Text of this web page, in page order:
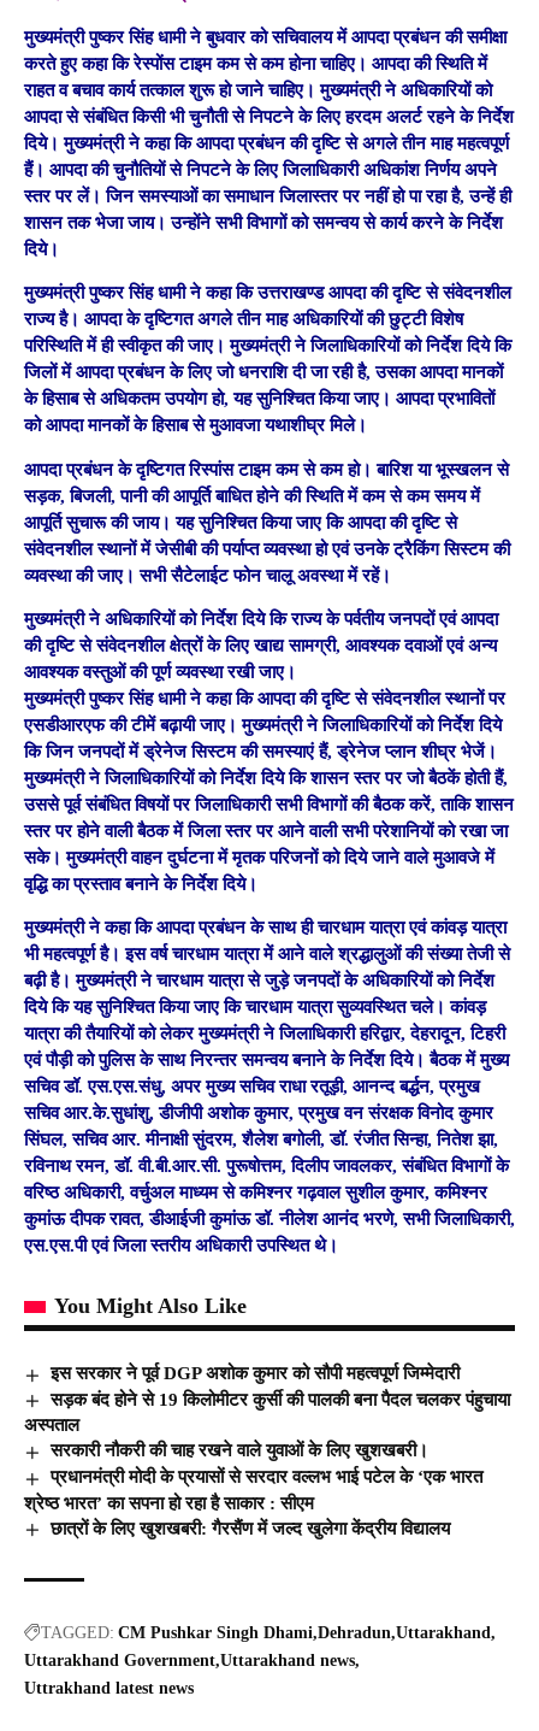
मुख्यमंत्री पुष्कर सिंह धामी ने बुधवार को सचिवालय में आपदा प्रबंधन की समीक्षा
करते हुए कहा कि रेस्पोंस टाइम कम से कम होना चाहिए। आपदा की स्थिति में
राहत व बचाव कार्य तत्काल शुरू हो जाने चाहिए। मुख्यमंत्री ने अधिकारियों को
आपदा से संबंधित किसी भी चुनौती से निपटने के लिए हरदम अलर्ट रहने के निर्देश
दिये। मुख्यमंत्री ने कहा कि आपदा प्रबंधन की दृष्टि से अगले तीन माह महत्वपूर्ण
हैं। आपदा की चुनौतियों से निपटने के लिए जिलाधिकारी अधिकांश निर्णय अपने
स्तर पर लें। जिन समस्याओं का समाधान जिलास्तर पर नहीं हो पा रहा है, उन्हें ही
शासन तक भेजा जाय। उन्होंने सभी विभागों को समन्वय से कार्य करने के निर्देश
दिये।
मुख्यमंत्री पुष्कर सिंह धामी ने कहा कि उत्तराखण्ड आपदा की दृष्टि से संवेदनशील
राज्य है। आपदा के दृष्टिगत अगले तीन माह अधिकारियों की छुट्टी विशेष
परिस्थिति में ही स्वीकृत की जाए। मुख्यमंत्री ने जिलाधिकारियों को निर्देश दिये कि
जिलों में आपदा प्रबंधन के लिए जो धनराशि दी जा रही है, उसका आपदा मानकों
के हिसाब से अधिकतम उपयोग हो, यह सुनिश्चित किया जाए। आपदा प्रभावितों
को आपदा मानकों के हिसाब से मुआवजा यथाशीघ्र मिले।
आपदा प्रबंधन के दृष्टिगत रिस्पांस टाइम कम से कम हो। बारिश या भूस्खलन से
सड़क, बिजली, पानी की आपूर्ति बाधित होने की स्थिति में कम से कम समय में
आपूर्ति सुचारू की जाय। यह सुनिश्चित किया जाए कि आपदा की दृष्टि से
संवेदनशील स्थानों में जेसीबी की पर्याप्त व्यवस्था हो एवं उनके ट्रैकिंग सिस्टम की
व्यवस्था की जाए। सभी सैटेलाईट फोन चालू अवस्था में रहें।
मुख्यमंत्री ने अधिकारियों को निर्देश दिये कि राज्य के पर्वतीय जनपदों एवं आपदा
की दृष्टि से संवेदनशील क्षेत्रों के लिए खाद्य सामग्री, आवश्यक दवाओं एवं अन्य
आवश्यक वस्तुओं की पूर्ण व्यवस्था रखी जाए।
मुख्यमंत्री पुष्कर सिंह धामी ने कहा कि आपदा की दृष्टि से संवेदनशील स्थानों पर
एसडीआरएफ की टीमें बढ़ायी जाए। मुख्यमंत्री ने जिलाधिकारियों को निर्देश दिये
कि जिन जनपदों में ड्रेनेज सिस्टम की समस्याएं हैं, ड्रेनेज प्लान शीघ्र भेजें।
मुख्यमंत्री ने जिलाधिकारियों को निर्देश दिये कि शासन स्तर पर जो बैठकें होती हैं,
उससे पूर्व संबंधित विषयों पर जिलाधिकारी सभी विभागों की बैठक करें, ताकि शासन
स्तर पर होने वाली बैठक में जिला स्तर पर आने वाली सभी परेशानियों को रखा जा
सके। मुख्यमंत्री वाहन दुर्घटना में मृतक परिजनों को दिये जाने वाले मुआवजे में
वृद्धि का प्रस्ताव बनाने के निर्देश दिये।
मुख्यमंत्री ने कहा कि आपदा प्रबंधन के साथ ही चारधाम यात्रा एवं कांवड़ यात्रा
भी महत्वपूर्ण है। इस वर्ष चारधाम यात्रा में आने वाले श्रद्धालुओं की संख्या तेजी से
बढ़ी है। मुख्यमंत्री ने चारधाम यात्रा से जुड़े जनपदों के अधिकारियों को निर्देश
दिये कि यह सुनिश्चित किया जाए कि चारधाम यात्रा सुव्यवस्थित चले। कांवड़
यात्रा की तैयारियों को लेकर मुख्यमंत्री ने जिलाधिकारी हरिद्वार, देहरादून, टिहरी
एवं पौड़ी को पुलिस के साथ निरन्तर समन्वय बनाने के निर्देश दिये। बैठक में मुख्य
सचिव डॉ. एस.एस.संधु, अपर मुख्य सचिव राधा रतूड़ी, आनन्द बर्द्धन, प्रमुख
सचिव आर.के.सुधांशु, डीजीपी अशोक कुमार, प्रमुख वन संरक्षक विनोद कुमार
सिंघल, सचिव आर. मीनाक्षी सुंदरम, शैलेश बगोली, डॉ. रंजीत सिन्हा, नितेश झा,
रविनाथ रमन, डॉ. वी.बी.आर.सी. पुरूषोत्तम, दिलीप जावलकर, संबंधित विभागों के
वरिष्ठ अधिकारी, वर्चुअल माध्यम से कमिश्नर गढ़वाल सुशील कुमार, कमिश्नर
कुमांऊ दीपक रावत, डीआईजी कुमांऊ डॉ. नीलेश आनंद भरणे, सभी जिलाधिकारी,
एस.एस.पी एवं जिला स्तरीय अधिकारी उपस्थित थे।
You Might Also Like
इस सरकार ने पूर्व DGP अशोक कुमार को सौपी महत्वपूर्ण जिम्मेदारी
सड़क बंद होने से 19 किलोमीटर कुर्सी की पालकी बना पैदल चलकर पंहुचाया
अस्पताल
सरकारी नौकरी की चाह रखने वाले युवाओं के लिए खुशखबरी।
प्रधानमंत्री मोदी के प्रयासों से सरदार वल्लभ भाई पटेल के ‘एक भारत
श्रेष्ठ भारत’ का सपना हो रहा है साकार : सीएम
छात्रों के लिए खुशखबरी: गैरसैंण में जल्द खुलेगा केंद्रीय विद्यालय
TAGGED: CM Pushkar Singh Dhami Dehradun Uttarakhand
Uttarakhand Government Uttarakhand news
Uttrakhand latest news